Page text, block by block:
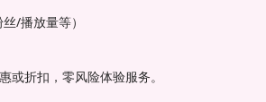
/播放量等）
或折扣，零风险体验服务。